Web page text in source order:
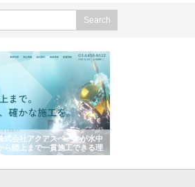
株式会社地盤調査事務所が選ば
れ続ける理由と建設コンサルの
強み